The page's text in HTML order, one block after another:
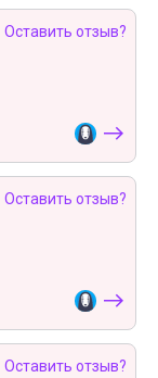
Оставить отзыв?
Оставить отзыв?
Оставить отзыв?